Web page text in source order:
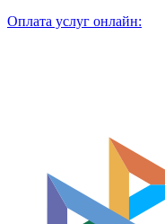
Оплата услуг онлайн: